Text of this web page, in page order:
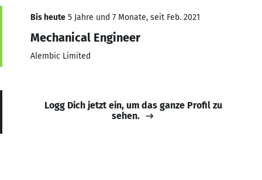
Bis heute 5 Jahre und 7 Monate, seit Feb. 2021
Mechanical Engineer
Alembic Limited
Logg Dich jetzt ein, um das ganze Profil zu
sehen.